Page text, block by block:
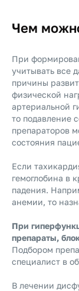
Чем
При
учитывать все
причины
физической
артериальной
то подавление
препараторов
состояния
Если
гемоглобина в
падения.
анемии, то
При
препараты,
Подбором
специалист в
В лечении